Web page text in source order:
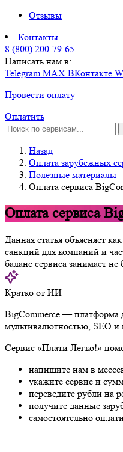
Отзывы
Контакты
8 (800) 200-79-65
Написать нам в:
TelegramMAX ВКонтакте
Провести оплату
Оплатить
Назад
Оплата зарубежных
Полезные материалы
Оплата сервиса
Оплата сервиса
Данная статья объясняет
санкций для компаний и
баланс сервиса занимает
Кратко от ИИ
BigCommerce — платформа
мультивалютностью, SEO и
Сервис «Плати Легко!»
напишите нам в
укажите сервис и
переведите рубли на
получите данные
самостоятельно